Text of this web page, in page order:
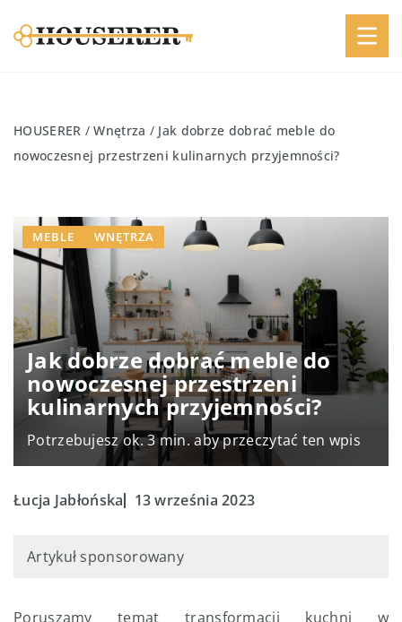
HOUSERER /Wnętrza / Jak dobrze dobrać meble do
nowoczesnej przestrzeni kulinarnych przyjemności?
Jak dobrze dobrać meble do
nowoczesnej przestrzeni
kulinarnych przyjemności?
Potrzebujesz ok. 3 min. aby przeczytać ten wpis
MEBLE WNĘTRZA
Łucja Jabłońska 13 września 2023
Artykuł sponsorowany
Poruszamy temat transformacji kuchni w